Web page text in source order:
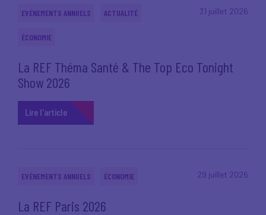
31 juillet 2026
EVÉNEMENTS ANNUELS ACTUALITÉ
ÉCONOMIE
La REF Théma Santé & The Top Eco Tonight
Show 2026
Lire l'article
29 juillet 2026
EVÉNEMENTS ANNUELS ÉCONOMIE
La REF Paris 2026